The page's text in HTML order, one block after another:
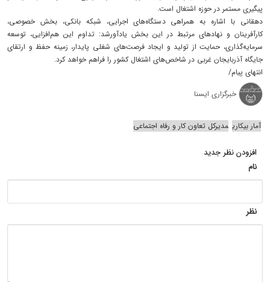
پیگیری مستمر در حوزه اشتغال است.
دهقانی با اشاره به همراهی دستگاه‌های اجرایی، شبکه بانکی، بخش خصوصی،
کارآفرینان و نهادهای مرتبط در این بخش یادآورشد: تداوم این هم‌افزایی، توسعه
سرمایه‌گذاری، حمایت از تولید و ایجاد فرصت‌های شغلی پایدار، زمینه حفظ و ارتقای
جایگاه آذربایجان غربی در شاخص‌های اشتغال کشور را فراهم خواهد کرد.
انتهای پیام/
خبرگزاری ایسنا
آمار بیکاری مدیرکل تعاون کار و رفاه اجتماعی
افزودن نظر جدید
نام
نظر